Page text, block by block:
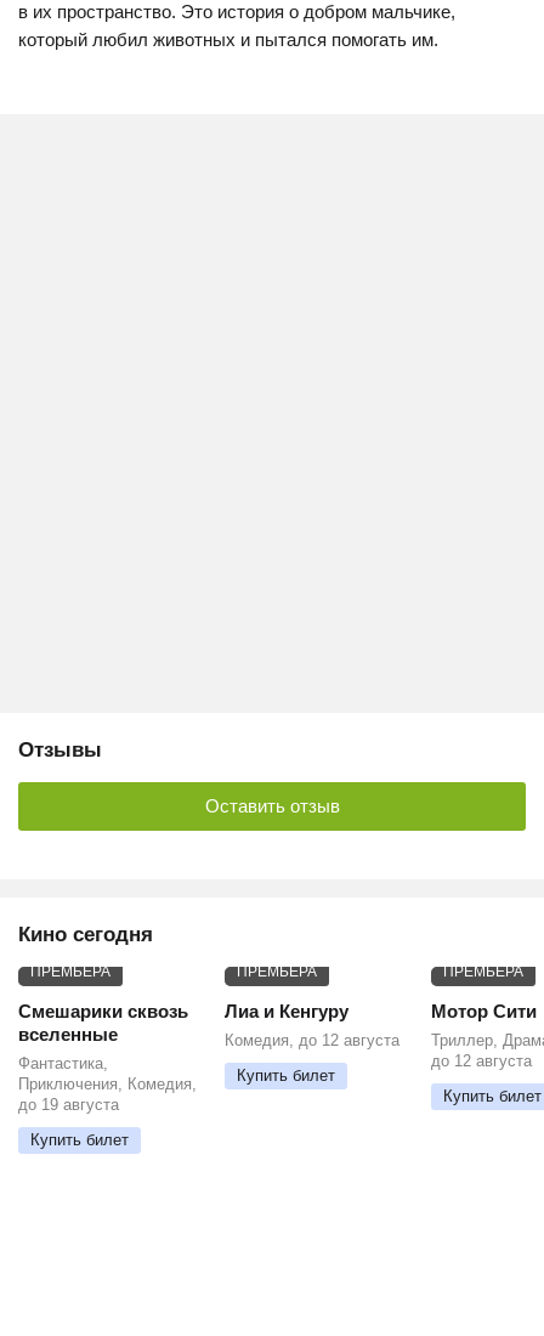
в их пространство. Это история о добром мальчике,
который любил животных и пытался помогать им.
Отзывы
Оставить отзыв
Кино сегодня
ПРЕМЬЕРА
Смешарики сквозь
вселенные
Фантастика,
Приключения, Комедия,
до 19 августа
Купить билет
ПРЕМЬЕРА
Лиа и Кенгуру
Комедия, до 12 августа
Купить билет
ПРЕМЬЕРА
Мотор Сити
Триллер,
до 12 августа
Купить билет